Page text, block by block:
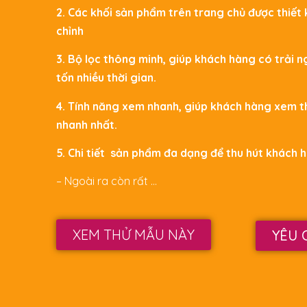
2. Các khối sản phẩm trên trang chủ được
chỉnh
3. Bộ lọc thông minh, giúp khách hàng có trải
tốn nhiều thời gian.
4. Tính năng xem nhanh, giúp khách hàng
nhanh nhất.
5. Chi tiết sản phẩm đa dạng để thu hút khách
– Ngoài ra còn rất …
XEM THỬ MẪU NÀY YÊU